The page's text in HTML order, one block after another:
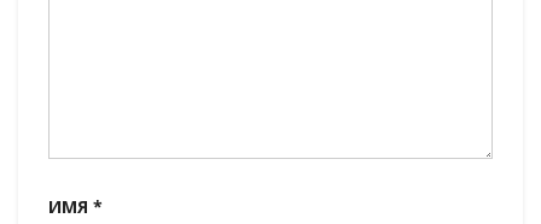
ИМЯ *